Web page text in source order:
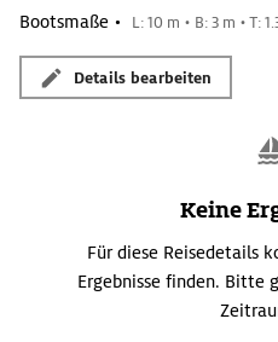
Becken stammt aus dem 15. Jh.
Borgo San Giuliano wuchs
Hauswänden prangen gemalte
die oft skurrile Welt des
Bootsmaße • L: 10 m • B: 3 m • T:
Details bearbeiten
Keine
Für diese Reisedetails
Ergebnisse finden. Bitte